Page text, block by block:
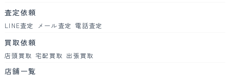
査定依頼
LINE査定 メール査定 電話査定
買取依頼
店頭買取 宅配買取 出張買取
店舗一覧